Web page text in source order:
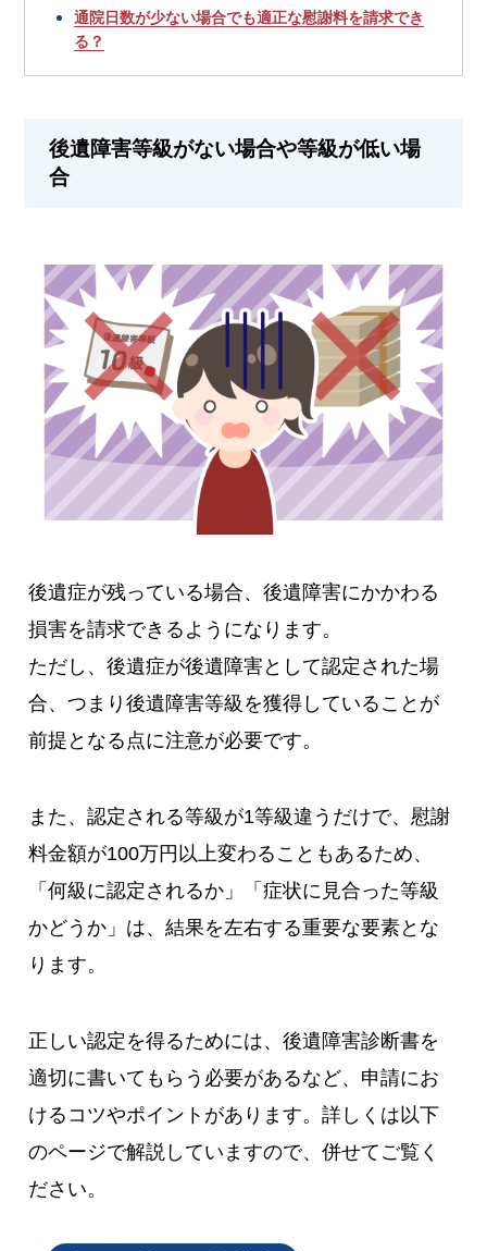
通院日数が少ない場合でも適正な慰謝料を請求でき
る？
後遺障害等級がない場合や等級が低い場
合
後遺症が残っている場合、後遺障害にかかわる
損害を請求できるようになります。
ただし、後遺症が後遺障害として認定された場
合、つまり後遺障害等級を獲得していることが
前提となる点に注意が必要です。
また、認定される等級が1等級違うだけで、慰謝
料金額が100万円以上変わることもあるため、
「何級に認定されるか」「症状に見合った等級
かどうか」は、結果を左右する重要な要素とな
ります。
正しい認定を得るためには、後遺障害診断書を
適切に書いてもらう必要があるなど、申請にお
けるコツやポイントがあります。詳しくは以下
のページで解説していますので、併せてご覧く
ださい。